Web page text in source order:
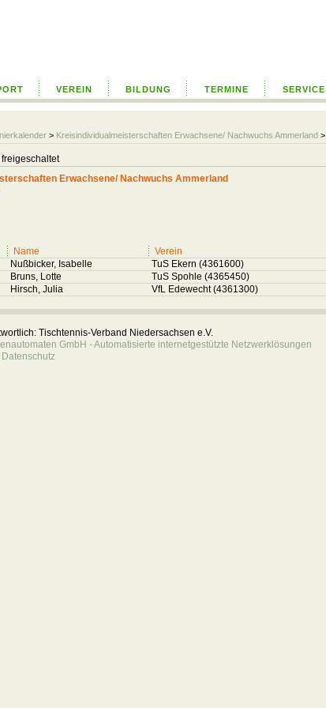
VEREIN BILDUNG TERMINE SERVICE
> Kreisindividualmeisterschaften Erwachsene/ Nachwuchs Ammerland >
Erwachsene/ Nachwuchs Ammerland
Name Verein
Nußbicker, Isabelle TuS Ekern (4361600)
Bruns, Lotte TuS Spohle (4365450)
Hirsch, Julia VfL Edewecht (4361300)
Tischtennis-Verband Niedersachsen e.V.
GmbH - Automatisierte internetgestützte Netzwerklösungen
Datenschutz